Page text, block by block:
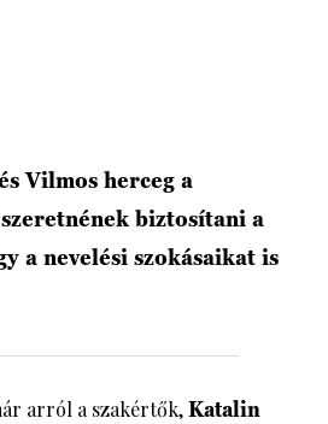
Vilmos herceg a
biztosítani a
a nevelési szokásaikat is
arról a szakértők,Katalin